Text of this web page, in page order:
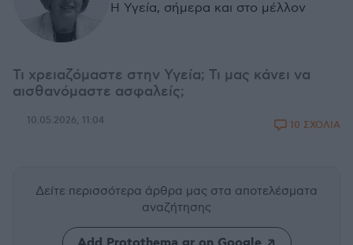
Η Υγεία, σήμερα και στο μέλλον
Τι χρειαζόμαστε στην Υγεία; Τι μας κάνει να
αισθανόμαστε ασφαλείς;
10.05.2026, 11:04 10 ΣΧΟΛΙΑ
Δείτε περισσότερα άρθρα μας στα αποτελέσματα
αναζήτησης